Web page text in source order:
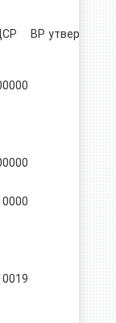
ВР утверждено